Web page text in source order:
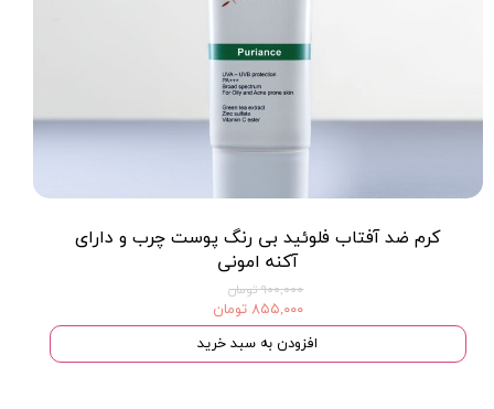
کرم ضد آفتاب فلوئید بی رنگ پوست چرب و داراى
آکنه امونی
۹۰۰,۰۰۰ تومان
۸۵۵,۰۰۰ تومان
افزودن به سبد خرید